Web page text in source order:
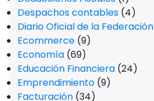
Despachos contables (4)
Diario Oficial de la Federación
Ecommerce (9)
Economía (69)
Educación Financiera (24)
Emprendimiento (9)
Facturación (34)